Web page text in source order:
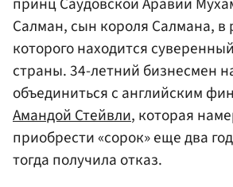
Салман, сын короля Салмана,
которого находится
страны. 34-летний бизнесмен
объединиться с английским
Амандой Стейвли, которая
приобрести «сорок» еще два
тогда получила отказ.